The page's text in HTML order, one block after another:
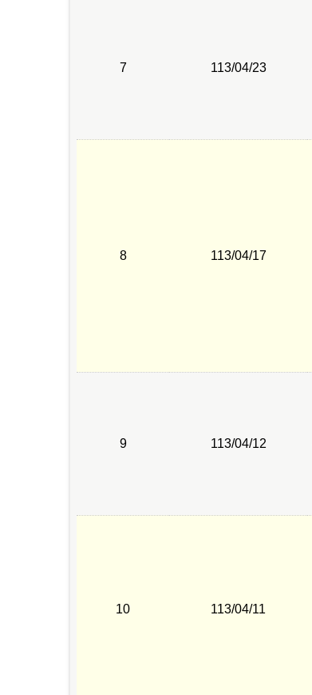
7 113/04/23
8 113/04/17
9 113/04/12
10 113/04/11